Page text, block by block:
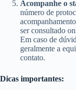
Acompanhe o
número de
ser consultado
Em caso de
geralmente a
contato.
Dicas importantes: